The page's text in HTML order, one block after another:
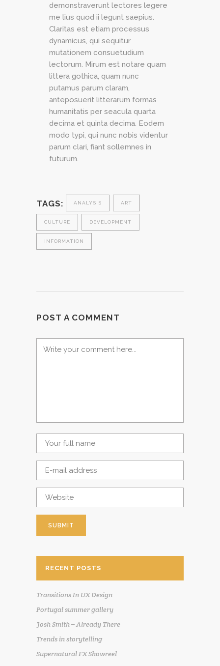
demonstraverunt lectores legere
me lius quod ii legunt saepius.
Claritas est etiam processus
dynamicus, qui sequitur
mutationem consuetudium
lectorum. Mirum est notare quam
littera gothica, quam nunc
putamus parum claram,
anteposuerit litterarum formas
humanitatis per seacula quarta
decima et quinta decima. Eodem
modo typi, qui nunc nobis videntur
parum clari, fiant sollemnes in
futurum.
TAGS: ANALYSIS ART
CULTURE DEVELOPMENT
INFORMATION
POST A COMMENT
RECENT POSTS
Transitions In UX Design
Portugal summer gallery
Josh Smith – Already There
Trends in storytelling
Supernatural FX Showreel